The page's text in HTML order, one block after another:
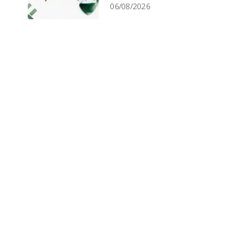
06/08/2026